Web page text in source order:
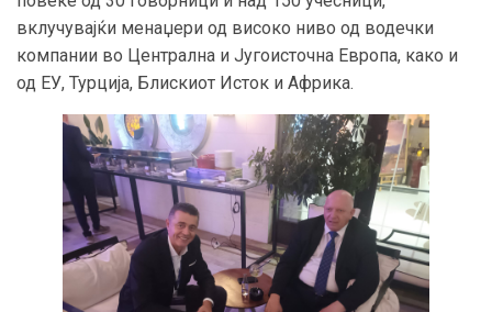
вклучувајќи менаџери од високо ниво од водечки
компании во Централна и Југоисточна Европа, како и
од ЕУ, Турција, Блискиот Исток и Африка.